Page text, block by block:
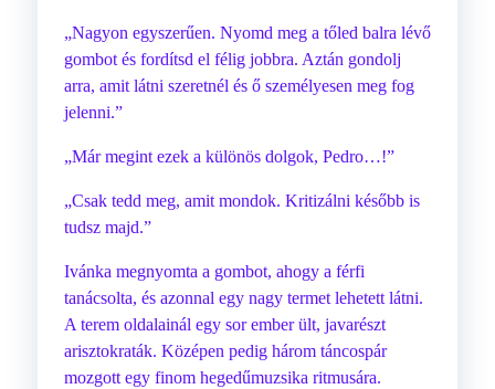
„Nagyon egyszerűen. Nyomd meg a tőled balra lévő
gombot és fordítsd el félig jobbra. Aztán gondolj
arra, amit látni szeretnél és ő személyesen meg fog
jelenni.”
„Már megint ezek a különös dolgok, Pedro…!”
„Csak tedd meg, amit mondok. Kritizálni később is
tudsz majd.”
Ivánka megnyomta a gombot, ahogy a férfi
tanácsolta, és azonnal egy nagy termet lehetett látni.
A terem oldalainál egy sor ember ült, javarészt
arisztokraták. Középen pedig három táncospár
mozgott egy finom hegedűmuzsika ritmusára.